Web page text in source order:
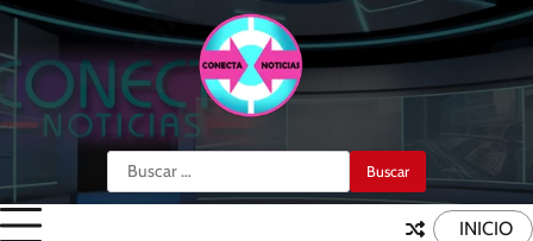
Skip
content
Buscar:
INICIO